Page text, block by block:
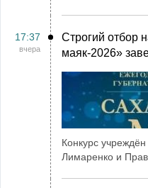
17:37
вчера
Строгий отбор
маяк‑2026»
Конкурс
Лимаренко и